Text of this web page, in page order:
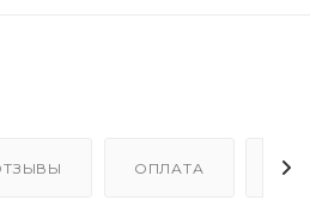
ОПЛАТА